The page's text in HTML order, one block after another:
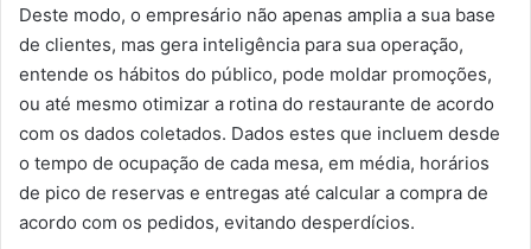
Deste modo, o empresário não apenas amplia a sua base
de clientes, mas gera inteligência para sua operação,
entende os hábitos do público, pode moldar promoções,
ou até mesmo otimizar a rotina do restaurante de acordo
com os dados coletados. Dados estes que incluem desde
o tempo de ocupação de cada mesa, em média, horários
de pico de reservas e entregas até calcular a compra de
acordo com os pedidos, evitando desperdícios.